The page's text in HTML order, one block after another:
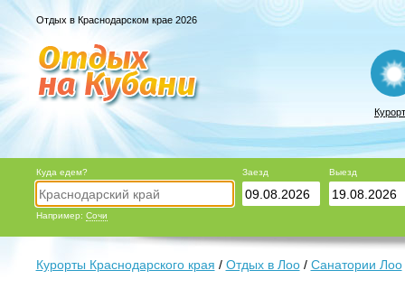
Отдых в Краснодарском крае 2026
Куда едем?
Например: Сочи
Заезд Выезд
Курорты Краснодарского края / Отдых в Лоо/ Санатории Лоо